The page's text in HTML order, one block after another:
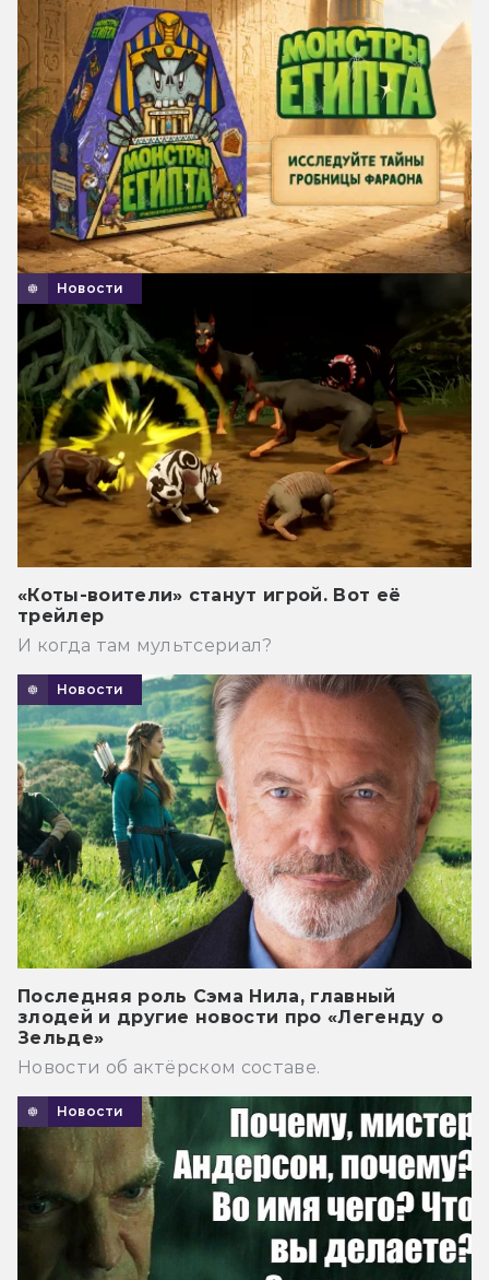
Новости
«Коты-воители» станут игрой. Вот её
трейлер
И когда там мультсериал?
Новости
Последняя роль Сэма Нила, главный
злодей и другие новости про «Легенду о
Зельде»
Новости об актёрском составе.
Новости